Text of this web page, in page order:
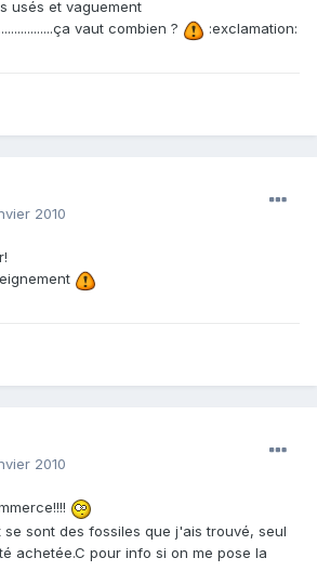
usés et vaguement
vaut combien ?
:exclamation:
2010
2010
sont des fossiles que j'ais trouvé, seul
achetée.C pour info si on me pose la